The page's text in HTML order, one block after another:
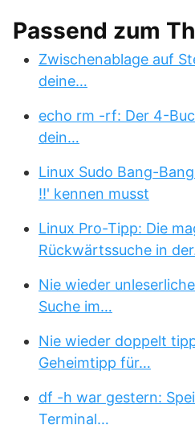
Passend zum
Zwischenablage auf
deine…
echo rm -rf: Der 4-
dein…
Linux Sudo Bang-
!!' kennen musst
Linux Pro-Tipp: Die
Rückwärtssuche in
Nie wieder
Suche im…
Nie wieder doppelt
Geheimtipp für…
df -h war gestern:
Terminal…